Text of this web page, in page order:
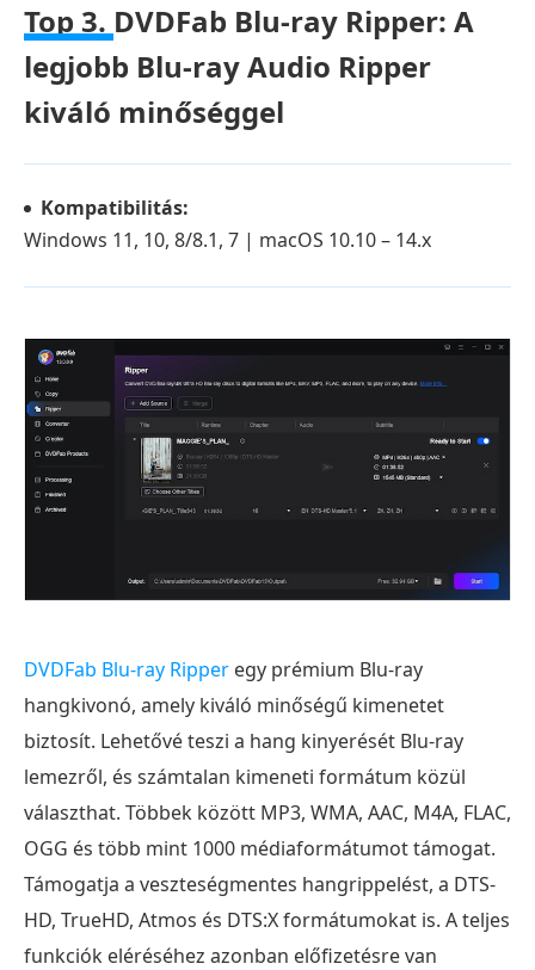
Top 3. DVDFab Blu-ray Ripper: A
legjobb Blu-ray Audio Ripper
kiváló minőséggel
Kompatibilitás:
Windows 11, 10, 8/8.1, 7 | macOS 10.10 – 14.x
DVDFab Blu-ray Ripper egy prémium Blu-ray
hangkivonó, amely kiváló minőségű kimenetet
biztosít. Lehetővé teszi a hang kinyerését Blu-ray
lemezről, és számtalan kimeneti formátum közül
választhat. Többek között MP3, WMA, AAC, M4A, FLAC,
OGG és több mint 1000 médiaformátumot támogat.
Támogatja a veszteségmentes hangrippelést, a DTS-
HD, TrueHD, Atmos és DTS:X formátumokat is. A teljes
funkciók eléréséhez azonban előfizetésre van